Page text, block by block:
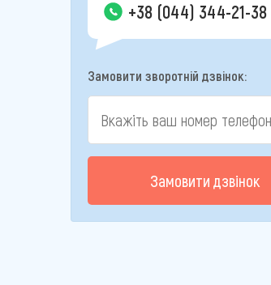
+38 (044) 344-21-38
Замовити зворотній дзвінок:
Замовити дзвінок